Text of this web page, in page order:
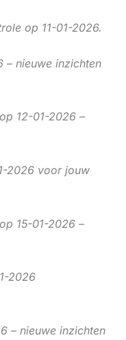
op 11-01-2026.
– nieuwe inzichten
12-01-2026 –
2026 voor jouw
15-01-2026 –
2026
– nieuwe inzichten